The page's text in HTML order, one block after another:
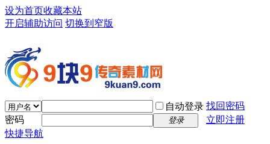
设为首页收藏本站
开启辅助访问 切换到窄版
自动登录 找回密码
密码
登录
立即注册
快捷导航